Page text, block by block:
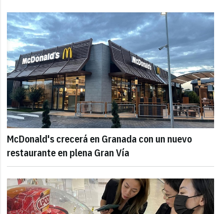
McDonald's crecerá en Granada con un nuevo
restaurante en plena Gran Vía